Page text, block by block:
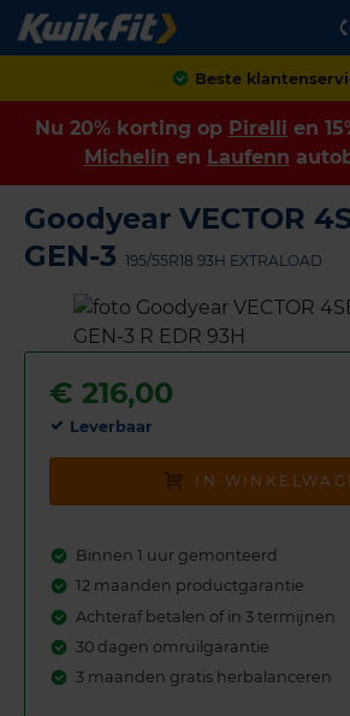
Achteraf betalen
Nu 20% korting op Pirelli en
Michelin en Laufenn
Goodyear VECTOR
GEN-3 195/55R18 93H EXTRALOAD
€ 216,00
Leverbaar
IN
Binnen 1 uur gemonteerd
12 maanden productgarantie
Achteraf betalen of in 3 termijnen
30 dagen omruilgarantie
3 maanden gratis herbalanceren